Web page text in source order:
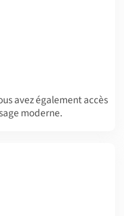
avez également accès
moderne.